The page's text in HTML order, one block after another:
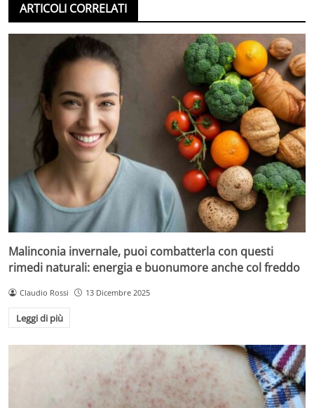
ARTICOLI CORRELATI
Malinconia invernale, puoi combatterla con questi
rimedi naturali: energia e buonumore anche col freddo
Claudio Rossi 13 Dicembre 2025
Leggi di più